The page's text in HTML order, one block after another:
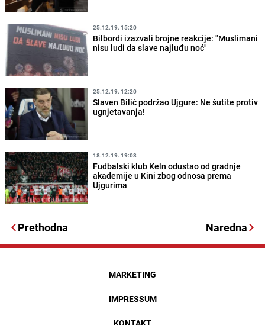
25.12.19. 15:20
Bilbordi izazvali brojne reakcije: "Muslimani
nisu ludi da slave najluđu noć"
25.12.19. 12:20
Slaven Bilić podržao Ujgure: Ne šutite protiv
ugnjetavanja!
18.12.19. 19:03
Fudbalski klub Keln odustao od gradnje
akademije u Kini zbog odnosa prema
Ujgurima
Prethodna Naredna
MARKETING
IMPRESSUM